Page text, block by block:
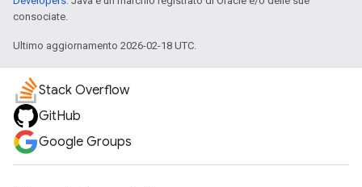
consociate.
Ultimo aggiornamento 2026-02-18 UTC.
Stack Overflow
GitHub
Google Groups